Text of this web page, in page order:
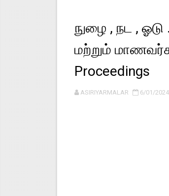
நுழை , நட ,
மற்றும்
Proceedings
ASIRIYARMALAR 6/01/